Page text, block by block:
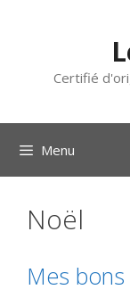
Certifié
Menu
Noël
Mes